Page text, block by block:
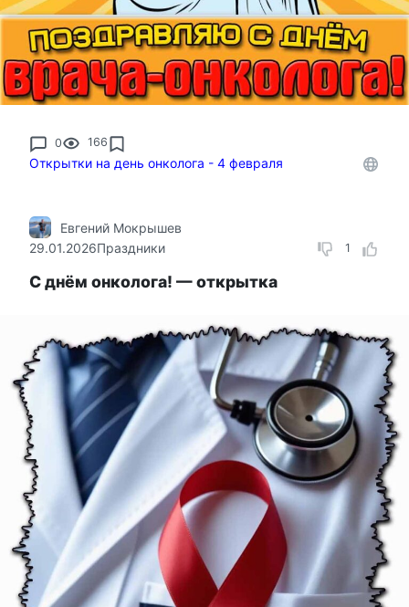
0 166
Открытки на день онколога - 4 февраля
1
Евгений Мокрышев
29.01.2026Праздники
С днём онколога! — открытка